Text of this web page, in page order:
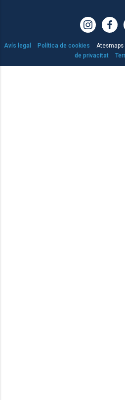
Avís legal Política de cookies Atesmaps
de privacitat